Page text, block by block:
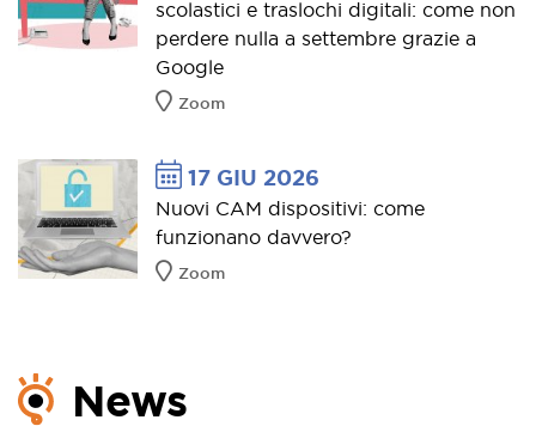
scolastici e traslochi digitali: come non
perdere nulla a settembre grazie a
Google
Zoom
17 GIU 2026
Nuovi CAM dispositivi: come
funzionano davvero?
Zoom
News